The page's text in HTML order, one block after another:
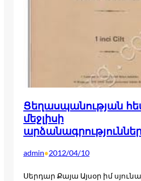
Ցեղասպանության
մեջլիսի
admin•2012/04/10
Սերդար Քայա Այսօր իմ